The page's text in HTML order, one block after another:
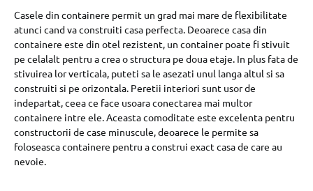
Casele din containere permit un grad mai mare de flexibilitate
atunci cand va construiti casa perfecta. Deoarece casa din
containere este din otel rezistent, un container poate fi stivuit
pe celalalt pentru a crea o structura pe doua etaje. In plus fata de
stivuirea lor verticala, puteti sa le asezati unul langa altul si sa
construiti si pe orizontala. Peretii interiori sunt usor de
indepartat, ceea ce face usoara conectarea mai multor
containere intre ele. Aceasta comoditate este excelenta pentru
constructorii de case minuscule, deoarece le permite sa
foloseasca containere pentru a construi exact casa de care au
nevoie.